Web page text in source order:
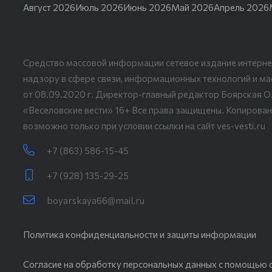
Август 2026Июль 2026Июнь 2026Май 2026Апрель 2026
Средство массовой информации сетевое издание
надзору в сфере связи, информационных технологий и
от 08.09.2020 г. Директор-главный редактор Боярская
«Веселовские вести» 16+ Все права защищены.
возможно только при условии ссылки на сайт ves-vesti.ru
+7 (863) 586-15-45
+7 (928) 135-29-25
boyarskaya66@mail.ru
Политика конфиденциальности и защиты информации
Согласие на обработку персональных данных с помощью